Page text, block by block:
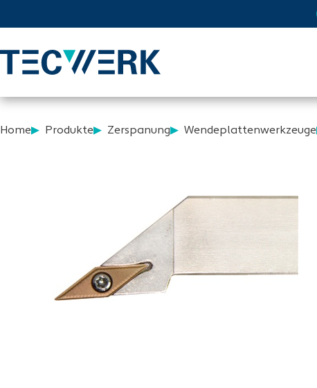
Home Produkte Zerspanung Wendeplattenwerkzeuge